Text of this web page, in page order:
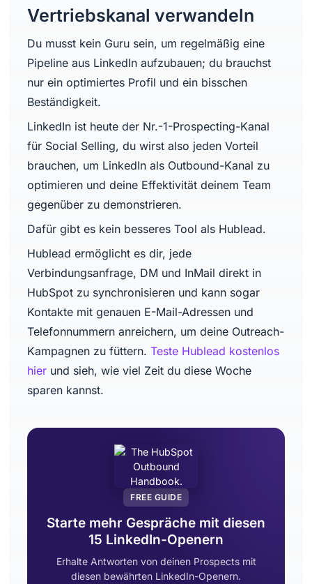
Vertriebskanal verwandeln
Du musst kein Guru sein, um regelmäßig eine
Pipeline aus LinkedIn aufzubauen; du brauchst
nur ein optimiertes Profil und ein bisschen
Beständigkeit.
LinkedIn ist heute der Nr.-1-Prospecting-Kanal
für Social Selling, du wirst also jeden Vorteil
brauchen, um LinkedIn als Outbound-Kanal zu
optimieren und deine Effektivität deinem Team
gegenüber zu demonstrieren.
Dafür gibt es kein besseres Tool als Hublead.
Hublead ermöglicht es dir, jede
Verbindungsanfrage, DM und InMail direkt in
HubSpot zu synchronisieren und kann sogar
Kontakte mit genauen E-Mail-Adressen und
Telefonnummern anreichern, um deine Outreach-
Kampagnen zu füttern. Teste Hublead kostenlos
hierund sieh, wie viel Zeit du diese Woche
sparen kannst.
FREE GUIDE
Starte mehr Gespräche mit diesen
15 LinkedIn-Openern
Erhalte Antworten von deinen Prospects mit
diesen bewährten LinkedIn-Openern.